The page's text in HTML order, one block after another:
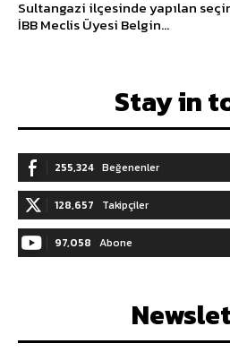
Sultangazi ilçesinde yapılan
İBB Meclis Üyesi Belgin...
Stay in
255,324 Beğenenler
128,657 Takipçiler
97,058 Abone